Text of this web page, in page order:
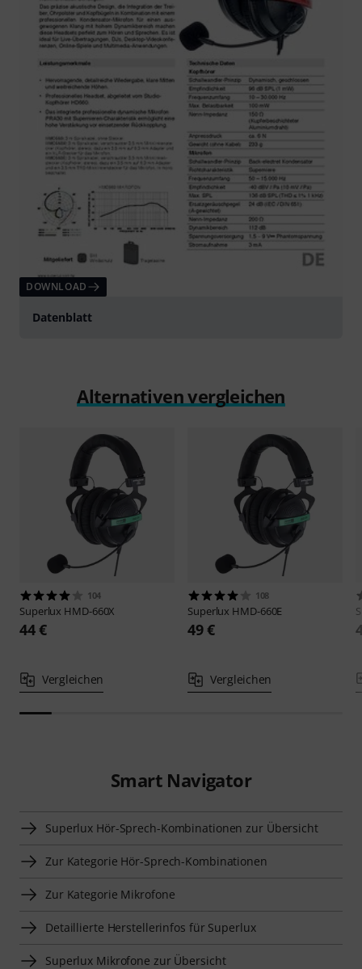
DOWNLOAD
Datenblatt
Alternativen vergleichen
104
Superlux HMD-660X
44 €
Vergleichen
108
Superlux HMD-660E
49 €
Vergleichen
Smart Navigator
Superlux Hör-Sprech-Kombinationen zur Übersicht
Zur Kategorie Hör-Sprech-Kombinationen
Zur Kategorie Mikrofone
Detaillierte Herstellerinfos für Superlux
Superlux Mikrofone zur Übersicht